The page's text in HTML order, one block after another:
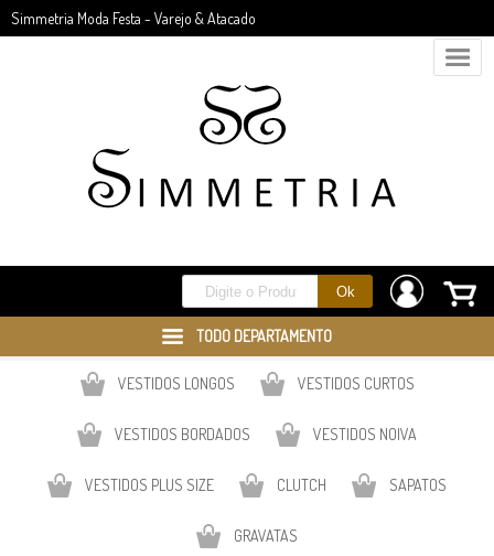
Simmetria Moda Festa - Varejo & Atacado
TODO DEPARTAMENTO
VESTIDOS LONGOS VESTIDOS CURTOS
VESTIDOS BORDADOS VESTIDOS NOIVA
VESTIDOS PLUS SIZE CLUTCH SAPATOS
GRAVATAS